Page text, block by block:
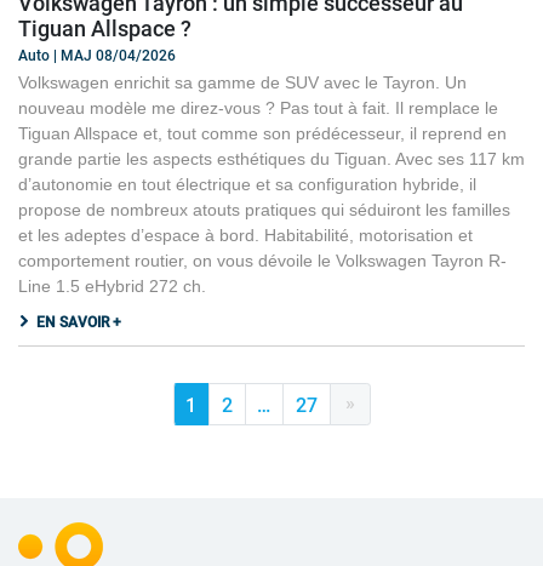
Tiguan Allspace ?
Auto | MAJ 08/04/2026
Volkswagen enrichit sa gamme de SUV avec le Tayron. Un
nouveau modèle me direz-vous ? Pas tout à fait. Il remplace le
Tiguan Allspace et, tout comme son prédécesseur, il reprend en
grande partie les aspects esthétiques du Tiguan. Avec ses 117 km
d’autonomie en tout électrique et sa configuration hybride, il
propose de nombreux atouts pratiques qui séduiront les familles
et les adeptes d’espace à bord. Habitabilité, motorisation et
comportement routier, on vous dévoile le Volkswagen Tayron R-
Line 1.5 eHybrid 272 ch.
EN SAVOIR +
1 2 … 27 »